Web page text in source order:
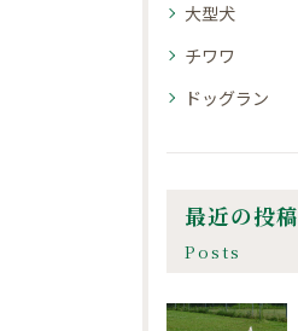
大型犬
チワワ
ドッグラン
最近の投稿
Posts